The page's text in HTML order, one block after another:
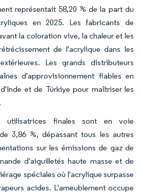
représentait 58,20 % de la part du
en 2025. Les fabricants de
la coloration vive, la chaleur et les
de l'acrylique dans les
Les grands distributeurs
d'approvisionnement fiables en
et de Türkiye pour maîtriser les
utilisatrices finales sont en voie
3,86 %, dépassant tous les autres
sur les émissions de gaz de
d'aiguilletés haute masse et de
spéciales où l'acrylique surpasse
acides. L'ameublement occupe